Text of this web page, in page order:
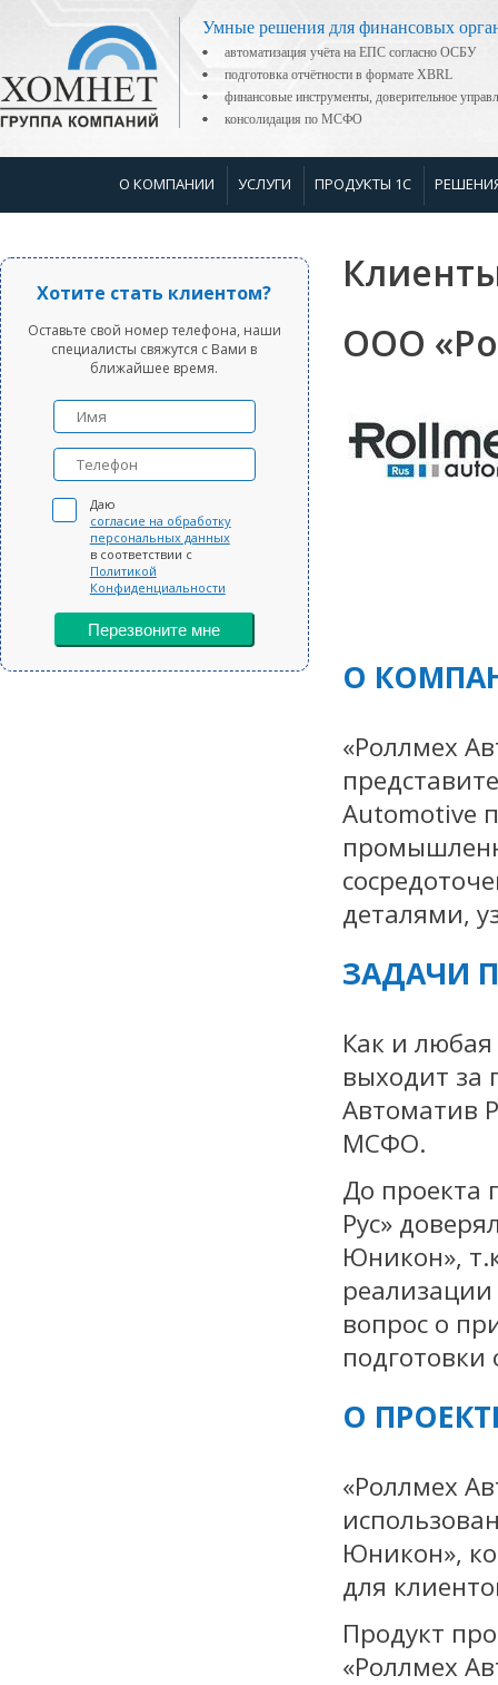
Умные решения для финансовых
автоматизация учёта на ЕПС согласно ОСБУ
подготовка отчётности в формате XBRL
финансовые инструменты, доверительное
консолидация по МСФО
О КОМПАНИИ УСЛУГИ ПРОДУКТЫ 1С
Хотите стать клиентом?
Оставьте свой номер телефона, наши
специалисты свяжутся с Вами в
ближайшее время.
Даю
согласие на обработку
персональных данных
в соответствии с
Политикой
Конфиденциальности
Перезвоните мне
ООО
О
«Роллмех
Automotive
деталями,
ЗАДАЧИ
Как и
выходит за
Автоматив
МСФО.
До проекта
Рус»
Юникон»,
реализации
вопрос о
О
«Роллмех
Юникон»,
для
Продукт
«Роллмех